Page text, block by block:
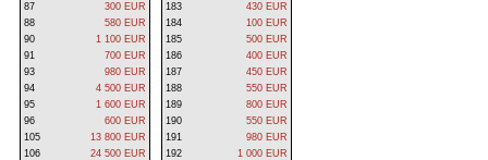
87
300 EUR
88
580 EUR
90
1 100 EUR
91
700 EUR
93
980 EUR
94
4 500 EUR
95
1 600 EUR
96
600 EUR
105
13 800 EUR
106
24 500 EUR
183
430 EUR
184
100 EUR
185
500 EUR
186
400 EUR
187
450 EUR
188
550 EUR
189
800 EUR
190
550 EUR
191
980 EUR
192
1 000 EUR